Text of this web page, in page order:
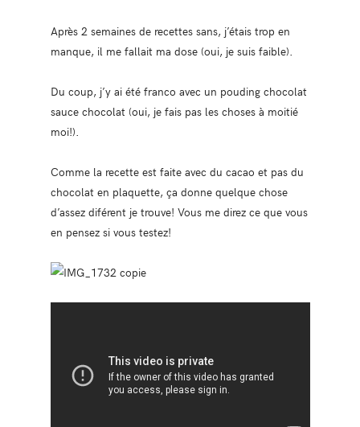
Après 2 semaines de recettes sans, j’étais trop en
manque, il me fallait ma dose (oui, je suis faible).
Du coup, j’y ai été franco avec un pouding chocolat
sauce chocolat (oui, je fais pas les choses à moitié
moi!).
Comme la recette est faite avec du cacao et pas du
chocolat en plaquette, ça donne quelque chose
d’assez diférent je trouve! Vous me direz ce que vous
en pensez si vous testez!